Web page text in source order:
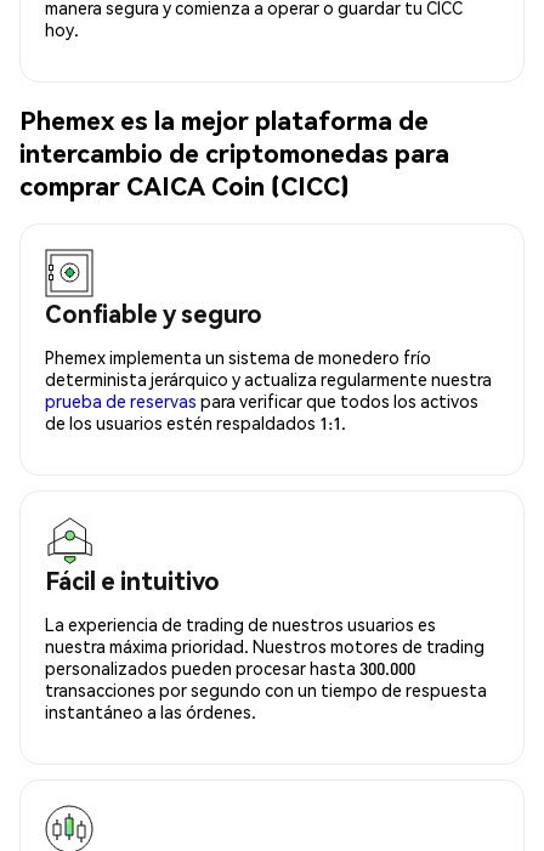
manera segura y comienza a operar o guardar tu CICC
hoy.
Phemex es la mejor plataforma de
intercambio de criptomonedas para
comprar CAICA Coin (CICC)
Confiable y seguro
Phemex implementa un sistema de monedero frío
determinista jerárquico y actualiza regularmente nuestra
prueba de reservas para verificar que todos los activos
de los usuarios estén respaldados 1:1.
Fácil e intuitivo
La experiencia de trading de nuestros usuarios es
nuestra máxima prioridad. Nuestros motores de trading
personalizados pueden procesar hasta 300.000
transacciones por segundo con un tiempo de respuesta
instantáneo a las órdenes.